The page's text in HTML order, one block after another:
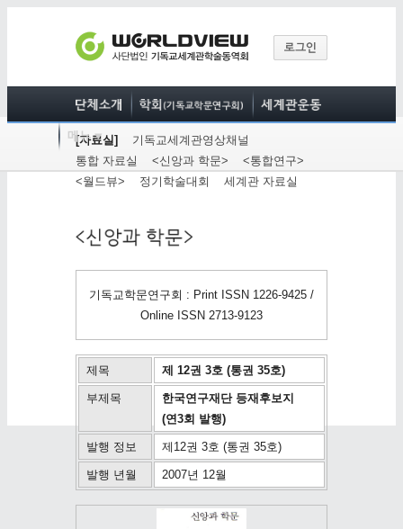
[자료실]
기독교세계관영상채널
통합 자료실
<신앙과 학문>
<통합연구>
<월드뷰>
정기학술대회 세계관 자료실
기독교학문연구회 : Print ISSN 1226-9425 /
Online ISSN 2713-9123
제목 제 12권 3호 (통권 35호)
부제목
한국연구재단 등재후보지
(연3회 발행)
발행 정보 제12권 3호 (통권 35호)
발행 년월 2007년 12월